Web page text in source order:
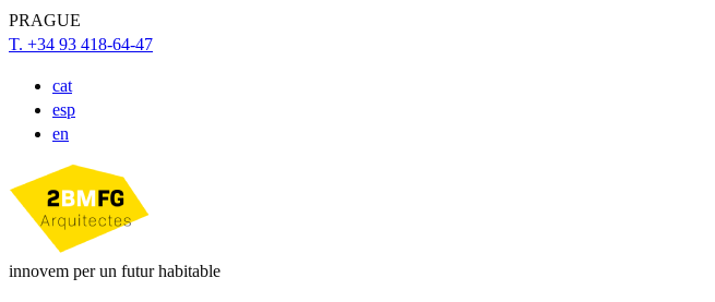
PRAGUE
T. +34 93 418-64-47
cat
esp
en
innovem per un futur habitable